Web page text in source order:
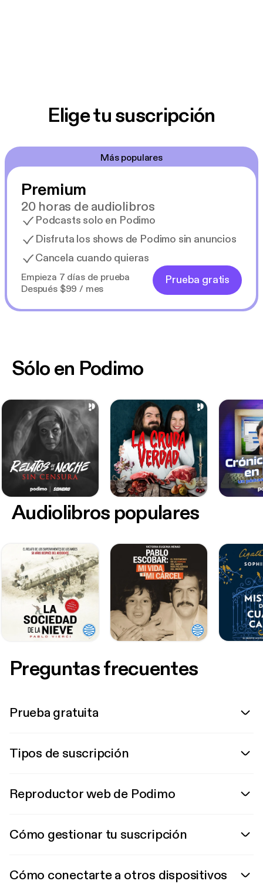
Elige tu suscripción
Más populares
Premium
20 horas de audiolibros
Podcasts solo en Podimo
Disfruta los shows de Podimo sin anuncios
Cancela cuando quieras
Empieza 7 días de prueba
Después $99 / mes
Prueba gratis
Sólo en Podimo
Audiolibros populares
Preguntas frecuentes
Prueba gratuita
Tipos de suscripción
Reproductor web de Podimo
Cómo gestionar tu suscripción
Cómo conectarte a otros dispositivos